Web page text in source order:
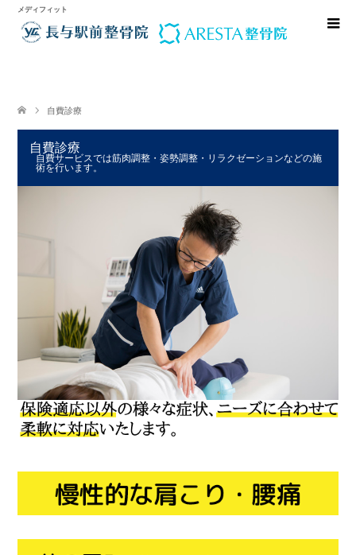
メディフィット
自費診療
自費診療
自費サービスでは筋肉調整・姿勢調整・リラクゼーションなどの施
術を行います。